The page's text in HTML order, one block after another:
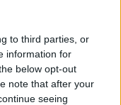
to third parties, or
information for
below opt-out
note that after your
seeing